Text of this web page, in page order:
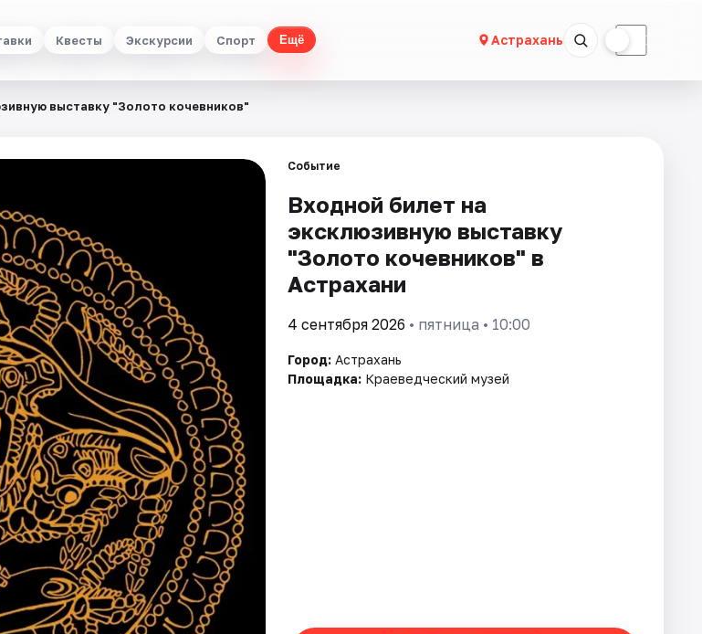
Квесты Экскурсии Спорт Ещё Астрахань ☾
выставку "Золото кочевников"
Событие
Входной билет на
эксклюзивную выставку
"Золото кочевников" в
Астрахани
4 сентября 2026 • пятница • 10:00
Город: Астрахань
Площадка: Краеведческий музей